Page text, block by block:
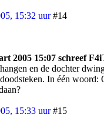
15:32 uur #14
2005 15:07 schreef
en de dochter
In één woord:
15:33 uur #15